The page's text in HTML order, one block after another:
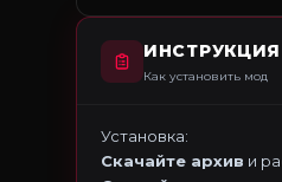
ИНСТРУКЦИЯ
Как установить мод
Установка:
Скачайте архив и